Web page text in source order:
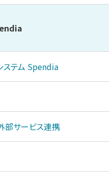
a
ステム Spendia
部サービス連携